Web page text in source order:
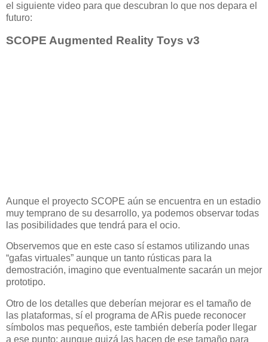
el siguiente video para que descubran lo que nos depara el
futuro:
SCOPE Augmented Reality Toys v3
Aunque el proyecto SCOPE aún se encuentra en un estadio
muy temprano de su desarrollo, ya podemos observar todas
las posibilidades que tendrá para el ocio.
Observemos que en este caso sí estamos utilizando unas
“gafas virtuales” aunque un tanto rústicas para la
demostración, imagino que eventualmente sacarán un mejor
prototipo.
Otro de los detalles que deberían mejorar es el tamaño de
las plataformas, sí el programa de ARis puede reconocer
símbolos mas pequeños, este también debería poder llegar
a ese punto; aunque quizá las hacen de ese tamaño para